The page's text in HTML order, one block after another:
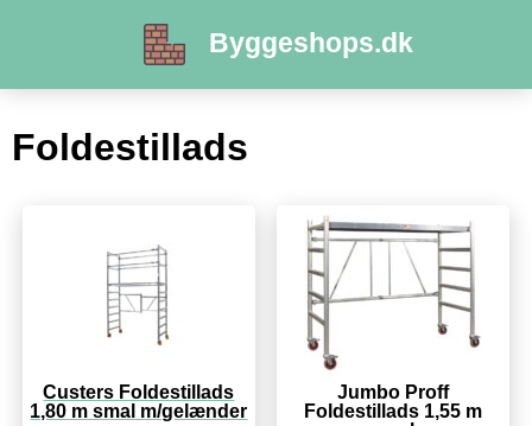
Byggeshops.dk
Foldestillads
Custers Foldestillads
1,80 m smal m/gelænder
Jumbo Proff
Foldestillads 1,55 m